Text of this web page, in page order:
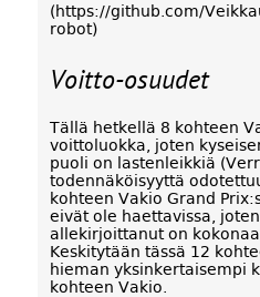
(https://github.com/
robot)
Voitto-osuudet
Tällä hetkellä 8 kohteen
voittoluokka, joten
puoli on lastenleikkiä
todennäköisyyttä
kohteen Vakio Grand
eivät ole haettavissa,
allekirjoittanut on
Keskitytään tässä 12
hieman yksinkertaisempi
kohteen Vakio.